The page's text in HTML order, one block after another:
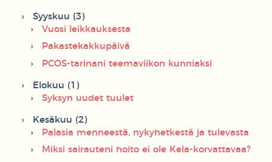
Syyskuu (3)
Vuosi leikkauksesta
Pakastekakkupäivä
PCOS-tarinani teemaviikon kunniaksi
Elokuu (1)
Syksyn uudet tuulet
Kesäkuu (2)
Palasia menneestä, nykyhetkestä ja tulevasta
Miksi sairauteni hoito ei ole Kela-korvattavaa?